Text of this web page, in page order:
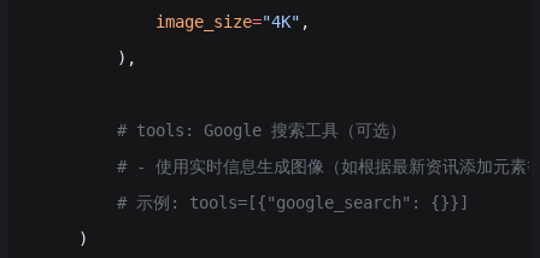
            image_size
="4K" ,
        ),
        # tools: Google 搜索工具（可选）
# - 使用实时信息生成图像（如根据最新资讯添加元素
        # 示例: tools=[{"google_search": {}}]
    )